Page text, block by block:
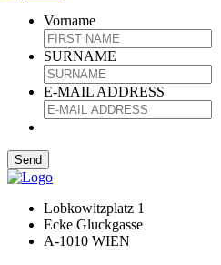
Vorname
SURNAME
E-MAIL ADDRESS
Lobkowitzplatz 1
Ecke Gluckgasse
A-1010 WIEN